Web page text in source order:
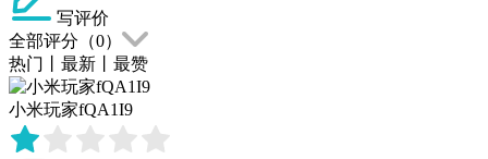
写评价
全部评分（0）
热门
最新 最赞
小米玩家fQA1I9